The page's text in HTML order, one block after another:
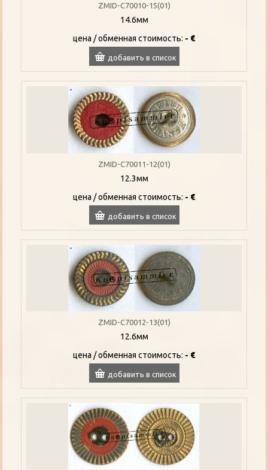
ZMID-C70010-15(01)
14.6мм
цена / oбменная стоимость: - €
добавить в список
ZMID-C70011-12(01)
12.3мм
цена / oбменная стоимость: - €
добавить в список
ZMID-C70012-13(01)
12.6мм
цена / oбменная стоимость: - €
добавить в список